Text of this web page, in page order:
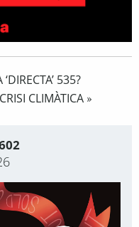
535?
CLIMÀTICA »